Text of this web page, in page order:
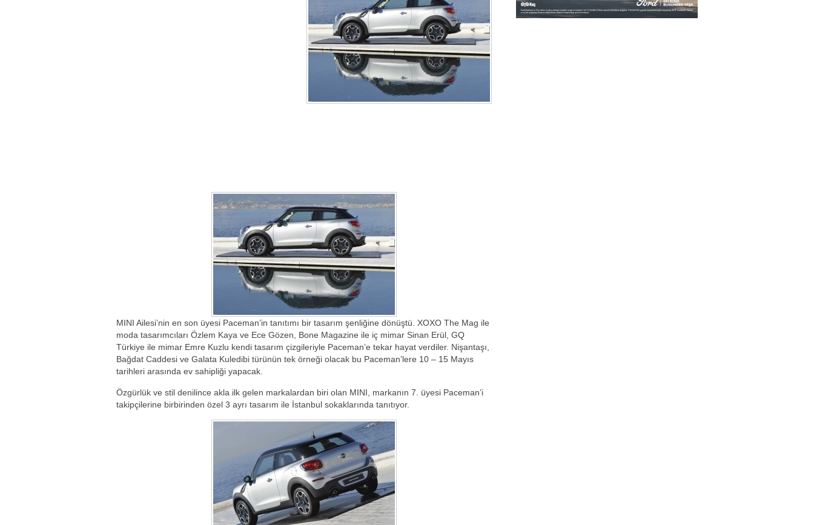
MINI Ailesi’nin en son üyesi Paceman’in tanıtımı bir tasarım şenliğine dönüştü. XOXO The Mag ile
moda tasarımcıları Özlem Kaya ve Ece Gözen, Bone Magazine ile iç mimar Sinan Erül, GQ
Türkiye ile mimar Emre Kuzlu kendi tasarım çizgileriyle Paceman’e tekar hayat verdiler. Nişantaşı,
Bağdat Caddesi ve Galata Kuledibi türünün tek örneği olacak bu Paceman’lere 10 – 15 Mayıs
tarihleri arasında ev sahipliği yapacak.
Özgürlük ve stil denilince akla ilk gelen markalardan biri olan MINI, markanın 7. üyesi Paceman’i
takipçilerine birbirinden özel 3 ayrı tasarım ile İstanbul sokaklarında tanıtıyor.